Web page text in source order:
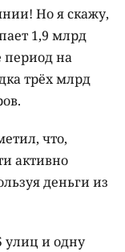
Но я скажу,
1,9 млрд
период на
трёх млрд
что,
активно
деньги из
улиц и одну